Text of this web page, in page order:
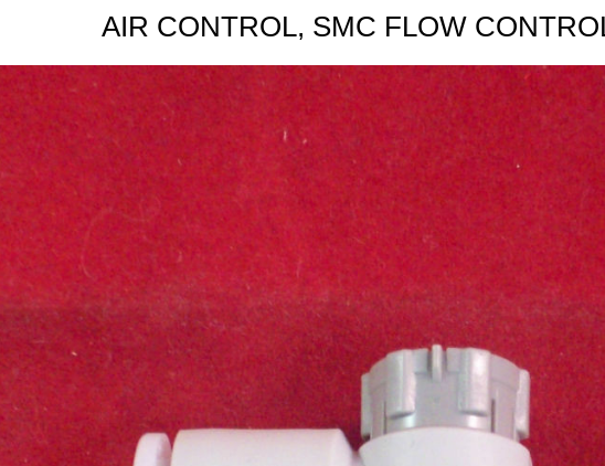
AIR CONTROL, SMC FLOW